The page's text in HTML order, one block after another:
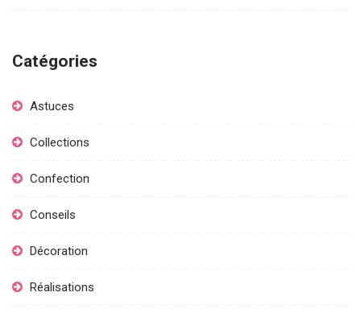
Catégories
Astuces
Collections
Confection
Conseils
Décoration
Réalisations